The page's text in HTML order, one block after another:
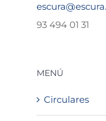
93 494 01 31
MENÚ
Circulares